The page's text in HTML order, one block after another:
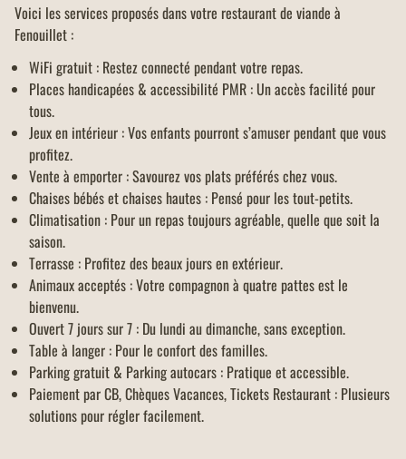
Voici les services proposés dans votre restaurant de viande à
Fenouillet :
WiFi gratuit : Restez connecté pendant votre repas.
Places handicapées & accessibilité PMR : Un accès facilité pour
tous.
Jeux en intérieur : Vos enfants pourront s’amuser pendant que vous
profitez.
Vente à emporter : Savourez vos plats préférés chez vous.
Chaises bébés et chaises hautes : Pensé pour les tout-petits.
Climatisation : Pour un repas toujours agréable, quelle que soit la
saison.
Terrasse : Profitez des beaux jours en extérieur.
Animaux acceptés : Votre compagnon à quatre pattes est le
bienvenu.
Ouvert 7 jours sur 7 : Du lundi au dimanche, sans exception.
Table à langer : Pour le confort des familles.
Parking gratuit & Parking autocars : Pratique et accessible.
Paiement par CB, Chèques Vacances, Tickets Restaurant : Plusieurs
solutions pour régler facilement.